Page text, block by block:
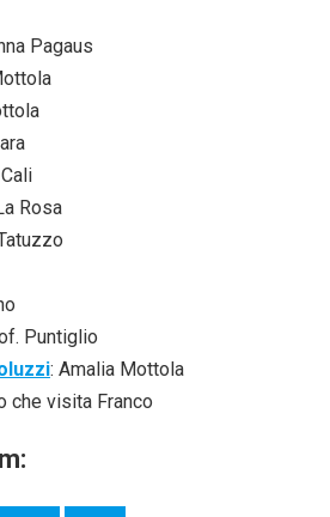
Pagaus
Rosa
Puntiglio
: Amalia Mottola
che visita Franco